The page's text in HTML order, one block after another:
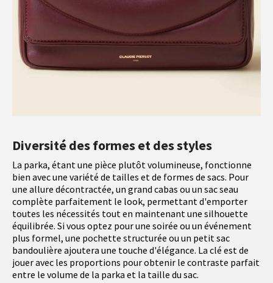
Diversité des formes et des styles
La parka, étant une pièce plutôt volumineuse, fonctionne
bien avec une variété de tailles et de formes de sacs. Pour
une allure décontractée, un grand cabas ou un sac seau
complète parfaitement le look, permettant d'emporter
toutes les nécessités tout en maintenant une silhouette
équilibrée. Si vous optez pour une soirée ou un événement
plus formel, une pochette structurée ou un petit sac
bandoulière ajoutera une touche d'élégance. La clé est de
jouer avec les proportions pour obtenir le contraste parfait
entre le volume de la parka et la taille du sac.